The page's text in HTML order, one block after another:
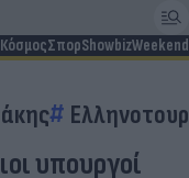
ΚόσμοςΣπορShowbizWeekend
υπουργοί